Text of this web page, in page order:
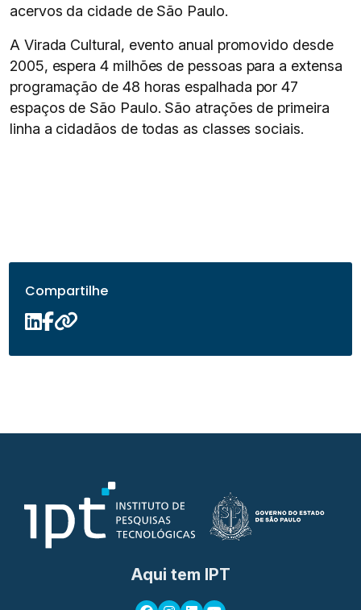
acervos da cidade de São Paulo.
A Virada Cultural, evento anual promovido desde
2005, espera 4 milhões de pessoas para a extensa
programação de 48 horas espalhada por 47
espaços de São Paulo. São atrações de primeira
linha a cidadãos de todas as classes sociais.
Compartilhe
Aqui tem IPT